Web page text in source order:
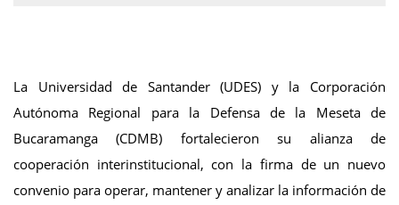
La Universidad de Santander (UDES) y la Corporación
Autónoma Regional para la Defensa de la Meseta de
Bucaramanga (CDMB) fortalecieron su alianza de
cooperación interinstitucional, con la firma de un nuevo
convenio para operar, mantener y analizar la información de